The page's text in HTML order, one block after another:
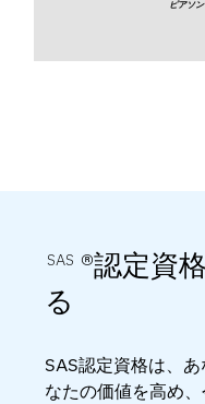
SAS ®認定資
る
SAS認定資格は、
なたの価値を高め
ピアソ